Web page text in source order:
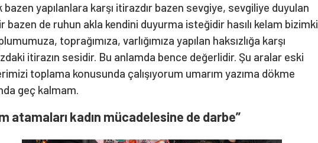
bazen yapılanlara karşı itirazdır bazen sevgiye, sevgiliye duyulan
bazen de ruhun akla kendini duyurma isteğidir hasılı kelam bizimki
toprağımıza, varlığımıza yapılan haksızlığa karşı
itirazın sesidir. Bu anlamda bence değerlidir. Şu aralar eski
toplama konusunda çalışıyorum umarım yazıma dökme
geç kalmam.
atamaları kadın mücadelesine de darbe”